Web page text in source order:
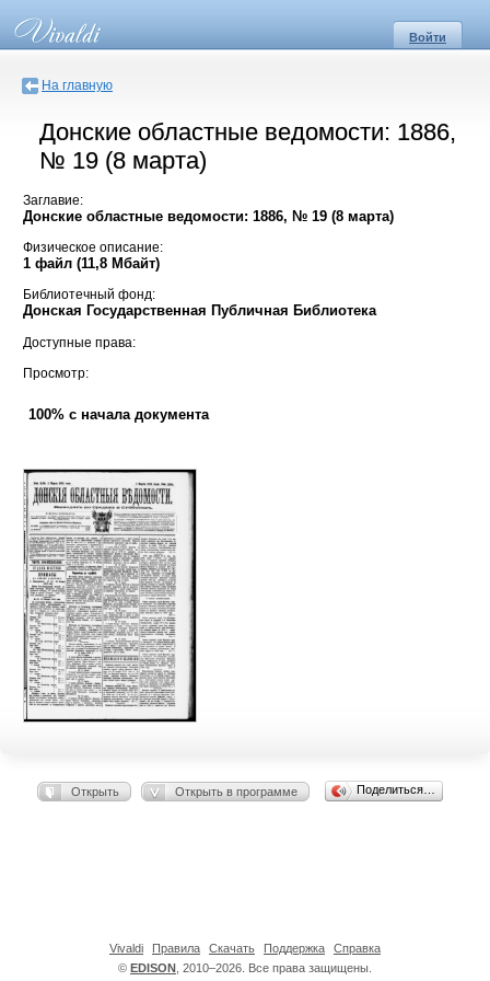
Войти
На главную
Донские областные ведомости: 1886,
№ 19 (8 марта)
Заглавие:
Донские областные ведомости: 1886, № 19 (8 марта)
Физическое описание:
1 файл (11,8 Мбайт)
Библиотечный фонд:
Донская Государственная Публичная Библиотека
Доступные права:
Просмотр:
100% с начала документа
Открыть Открыть в программе Поделиться…
© EDISON , 2010–2026. Все права защищены.
Vivaldi Правила Скачать Поддержка Справка